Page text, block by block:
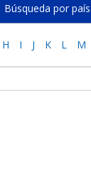
Búsqueda por país
H I J K L M